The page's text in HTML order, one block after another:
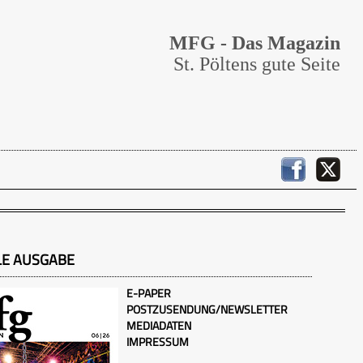
MFG - Das Magazin
St. Pöltens gute Seite
AUSGABE
E-PAPER
POSTZUSENDUNG/NEWSLETTER
MEDIADATEN
IMPRESSUM